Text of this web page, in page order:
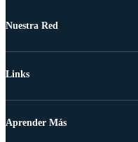
Nuestra Red
Links
Aprender Más